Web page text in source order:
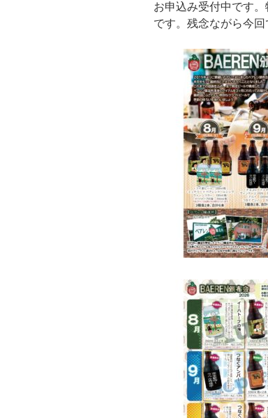
お申込み受付中です
です。残念ながら今回